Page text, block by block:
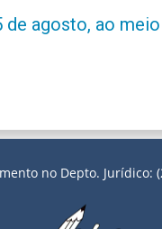
de agosto, ao
no Depto. Jurídico: